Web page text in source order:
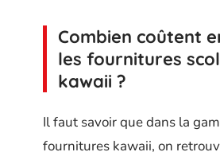
Combien coûtent
les fournitures
kawaii ?
Il faut savoir que dans la
fournitures kawaii, on